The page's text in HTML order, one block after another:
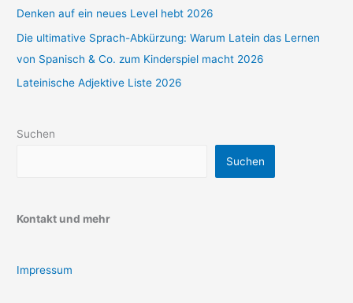
Denken auf ein neues Level hebt 2026
Die ultimative Sprach-Abkürzung: Warum Latein das Lernen
von Spanisch & Co. zum Kinderspiel macht 2026
Lateinische Adjektive Liste 2026
Suchen
Suchen
Kontakt und mehr
Impressum